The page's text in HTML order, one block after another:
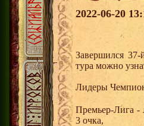
2022-06-20
Завершился
тура можно
Лидеры
Премьер-Лига -
3 очка,